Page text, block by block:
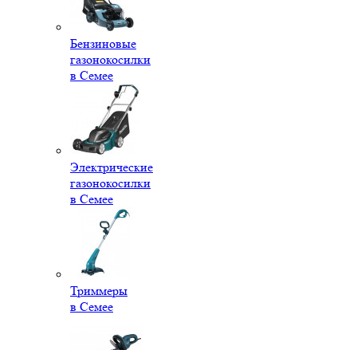
Бензиновые
газонокосилки
в Семее
Электрические
газонокосилки
в Семее
Триммеры
в Семее